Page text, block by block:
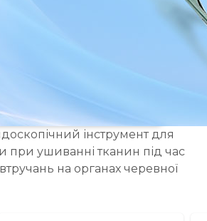
інструмент для
при ушиванні тканин під час
на органах черевної